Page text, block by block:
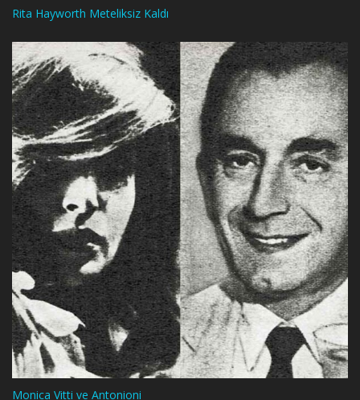
Rita Hayworth Meteliksiz Kaldı
Monica Vitti ve Antonioni